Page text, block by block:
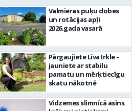
Valmieras puķu dobes
un rotācijas apļi
2026.gada vasarā
Pārgaujiete Līva Irkle –
jauniete ar stabilu
pamatu un mērķtiecīgu
skatu nākotnē
Vidzemes slimnīcā asins